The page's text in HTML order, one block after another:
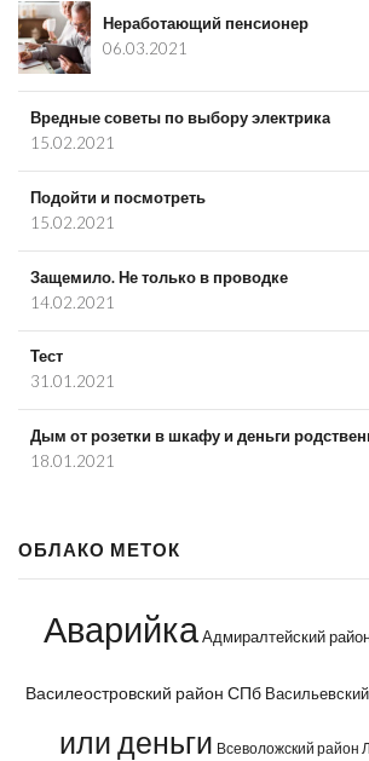
Неработающий пенсионер
06.03.2021
Вредные советы по выбору электрика
15.02.2021
Подойти и посмотреть
15.02.2021
Защемило. Не только в проводке
14.02.2021
Тест
31.01.2021
Дым от розетки в шкафу и деньги
18.01.2021
ОБЛАКО МЕТОК
Аварийка Адмиралтейский
Василеостровский район СПб
или деньги Всеволожский район